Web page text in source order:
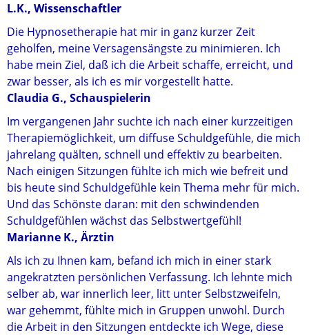
L.K., Wissenschaftler
Die Hypnosetherapie hat mir in ganz kurzer Zeit
geholfen, meine Versagensängste zu minimieren. Ich
habe mein Ziel, daß ich die Arbeit schaffe, erreicht, und
zwar besser, als ich es mir vorgestellt hatte.
Claudia G., Schauspielerin
Im vergangenen Jahr suchte ich nach einer kurzzeitigen
Therapiemöglichkeit, um diffuse Schuldgefühle, die mich
jahrelang quälten, schnell und effektiv zu bearbeiten.
Nach einigen Sitzungen fühlte ich mich wie befreit und
bis heute sind Schuldgefühle kein Thema mehr für mich.
Und das Schönste daran: mit den schwindenden
Schuldgefühlen wächst das Selbstwertgefühl!
Marianne K., Ärztin
Als ich zu Ihnen kam, befand ich mich in einer stark
angekratzten persönlichen Verfassung. Ich lehnte mich
selber ab, war innerlich leer, litt unter Selbstzweifeln,
war gehemmt, fühlte mich in Gruppen unwohl. Durch
die Arbeit in den Sitzungen entdeckte ich Wege, diese